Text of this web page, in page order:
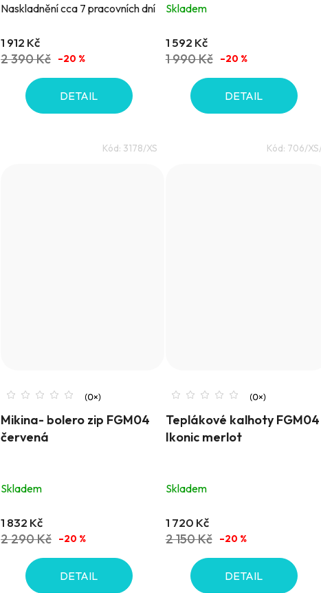
Naskladnění cca 7 pracovních dní
1 912 Kč
2 390 Kč –20 %
DETAIL
Kód: 3178/XS
Skladem
1 592 Kč
1 990 Kč –20 %
DETAIL
Kód: 706/
Mikina- bolero zip FGM04
červená
Skladem
1 832 Kč
2 290 Kč –20 %
DETAIL
Teplákové kalhoty FGM04
Ikonic merlot
Skladem
1 720 Kč
2 150 Kč –20 %
DETAIL